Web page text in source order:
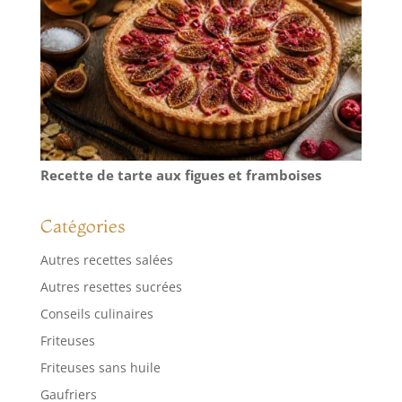
Recette de tarte aux figues et framboises
Catégories
Autres recettes salées
Autres resettes sucrées
Conseils culinaires
Friteuses
Friteuses sans huile
Gaufriers